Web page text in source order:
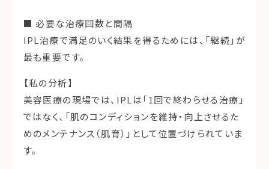
■ 必要な治療回数と間隔
IPL治療で満足のいく結果を得るためには、 「継続」 が
最も重要です。
【私の分析】
美容医療の現場では、IPLは「1回で終わらせる治療」
ではなく、「肌のコンディションを維持・向上させるた
めのメンテナンス（肌育） 」として位置づけられていま
す。